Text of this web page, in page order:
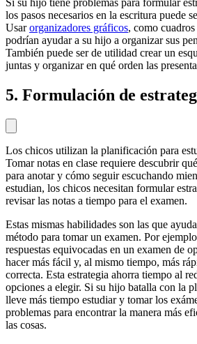
Si su hijo tiene problemas para formular
los pasos necesarios en la escritura puede
Usarorganizadores gráficos, como
podrían ayudar a su hijo a organizar sus
También puede ser de utilidad crear un
juntas y organizar en qué orden las
5. Formulación de
Los chicos utilizan la planificación para
Tomar notas en clase requiere descubrir
para anotar y cómo seguir escuchando
estudian, los chicos necesitan formular
revisar las notas a tiempo para el examen.
Estas mismas habilidades son las que
método para tomar un examen. Por
respuestas equivocadas en un examen de
hacer más fácil y, al mismo tiempo, más
correcta. Esta estrategia ahorra tiempo al
opciones a elegir. Si su hijo batalla con la
lleve más tiempo estudiar y tomar los
problemas para encontrar la manera más
las cosas.